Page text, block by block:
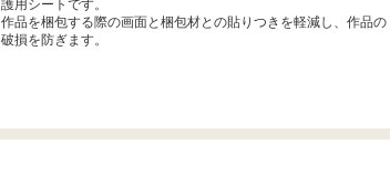
護用シートです。
作品を梱包する際の画面と梱包材との貼りつきを軽減し、作品の
破損を防ぎます。